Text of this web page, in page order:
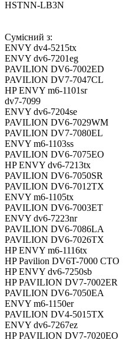
HSTNN-LB3N
Сумісний з:
ENVY dv4-5215tx
ENVY dv6-7201eg
PAVILION DV6-7002ED
PAVILION DV7-7047CL
HP ENVY m6-1101sr
dv7-7099
ENVY dv6-7204se
PAVILION DV6-7029WM
PAVILION DV7-7080EL
ENVY m6-1103ss
PAVILION DV6-7075EO
HP ENVY dv6-7213tx
PAVILION DV6-7050SR
PAVILION DV6-7012TX
ENVY m6-1105tx
PAVILION DV6-7003ET
ENVY dv6-7223nr
PAVILION DV6-7086LA
PAVILION DV6-7026TX
HP ENVY m6-1116tx
HP Pavilion DV6T-7000 CTO
HP ENVY dv6-7250sb
HP PAVILION DV7-7002ER
PAVILION DV6-7050EA
ENVY m6-1150er
PAVILION DV4-5015TX
ENVY dv6-7267ez
HP PAVILION DV7-7020EO